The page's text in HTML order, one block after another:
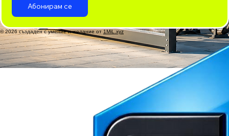
Абонирам се
© 2026 създаден с умение и желание от 1MiL.xyz